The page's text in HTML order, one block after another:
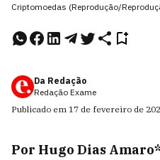
Criptomoedas (Reprodução/
Da Redação
Redação Exame
Publicado em 17 de fevereiro de
Por Hugo Dias